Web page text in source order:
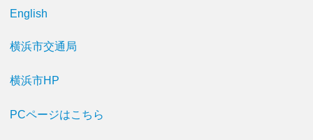
English
横浜市交通局
横浜市HP
PCページはこちら